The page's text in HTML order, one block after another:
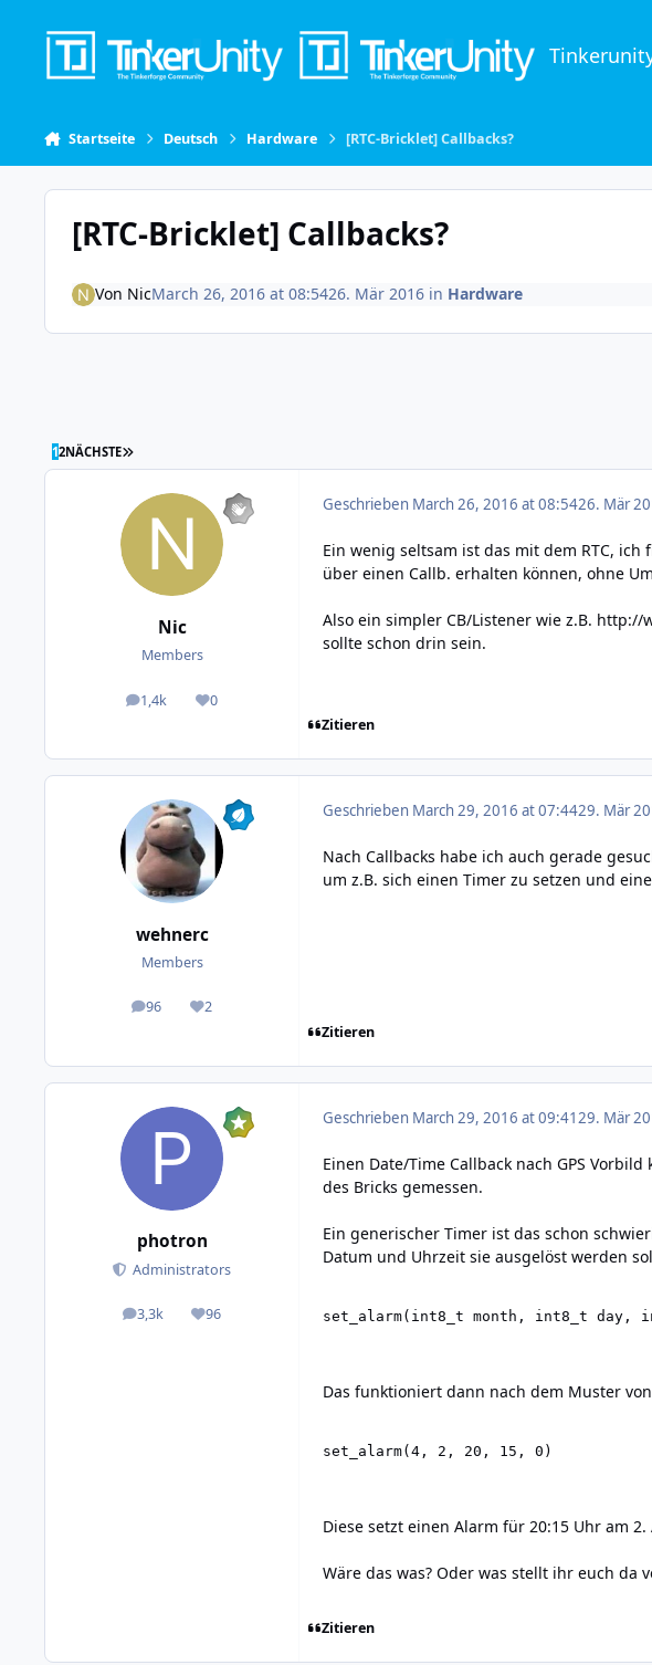
Startseite Deutsch Hardware [RTC-Bricklet] Callbacks?
[RTC-Bricklet] Callbacks?
Von NicMarch 26, 2016 at 08:5426. Mär 2016in Hardware
12NÄCHSTE LETZTE SEITE
Nic
Members
1,4k
posts 0
Reputation
Geschrieben March 26, 2016 at 08:5426. Mär
Ein wenig seltsam ist das mit dem RTC,
über einen Callb. erhalten können, ohne
Also ein simpler CB/Listener wie z.B. http://
sollte schon drin sein.
Zitieren
wehnerc
Members
96
posts 2
Reputation
Geschrieben March 29, 2016 at 07:4429. Mär
Nach Callbacks habe ich auch gerade
um z.B. sich einen Timer zu setzen und
Zitieren
photron
Administrators
3,3k
posts 96
Reputation
Geschrieben March 29, 2016 at 09:4129. Mär
Einen Date/Time Callback nach GPS
des Bricks gemessen.
Ein generischer Timer ist das schon
Datum und Uhrzeit sie ausgelöst werden
set_alarm(int8_t month, int8_t day,
Das funktioniert dann nach dem Muster
set_alarm(4, 2, 20, 15, 0)
Diese setzt einen Alarm für 20:15 Uhr am
Wäre das was? Oder was stellt ihr euch da
Zitieren